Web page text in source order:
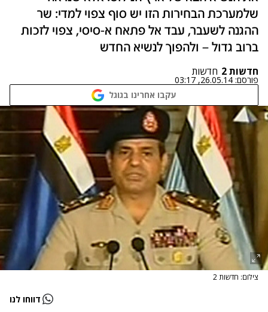
שלמערכת הבחירות הזו יש סוף צפוי למדי: שר
ההגנה לשעבר, עבד אל פתאח א-סיסי, צפוי לזכות
ברוב גדול – ולהפוך לנשיא החדש
חדשות 2 חדשות
פורסם: 26.05.14, 03:17
עקבו אחרינו בגוגל
צילום: חדשות 2
דווחו לנו